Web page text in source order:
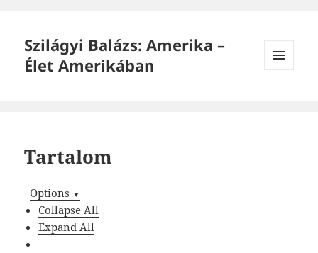
Szilágyi Balázs: Amerika –
Élet Amerikában
Tartalom
Options ▼
Collapse All
Expand All